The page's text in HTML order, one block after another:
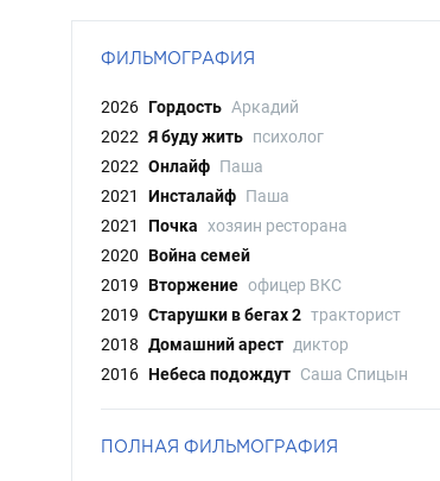
ФИЛЬМОГРАФИЯ
2026 Гордость Аркадий
2022 Я буду жить психолог
2022 Онлайф Паша
2021
Инсталайф Паша
2021
Почка хозяин ресторана
2020 Война семей
2019 Вторжение офицер ВКС
2019 Старушки в бегах 2 тракторист
2018 Домашний арест диктор
2016 Небеса подождут Саша Спицын
ПОЛНАЯ ФИЛЬМОГРАФИЯ